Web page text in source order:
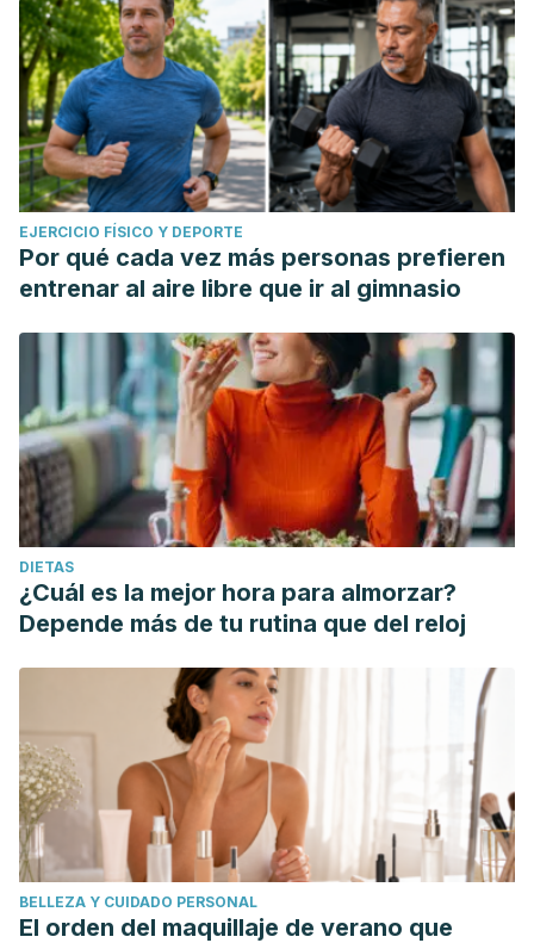
EJERCICIO FÍSICO Y DEPORTE
Por qué cada vez más personas prefieren
entrenar al aire libre que ir al gimnasio
DIETAS
¿Cuál es la mejor hora para almorzar?
Depende más de tu rutina que del reloj
BELLEZA Y CUIDADO PERSONAL
El orden del maquillaje de verano que